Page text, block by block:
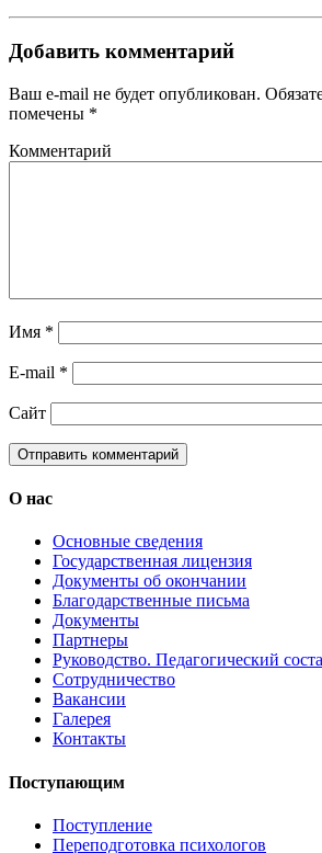
Добавить комментарий
Ваш e-mail не будет опубликован.
помечены *
Комментарий
Имя *
E-mail *
Сайт
О нас
Основные сведения
Государственная лицензия
Документы об окончании
Благодарственные письма
Документы
Партнеры
Руководство. Педагогический
Сотрудничество
Вакансии
Галерея
Контакты
Поступающим
Поступление
Переподготовка психологов